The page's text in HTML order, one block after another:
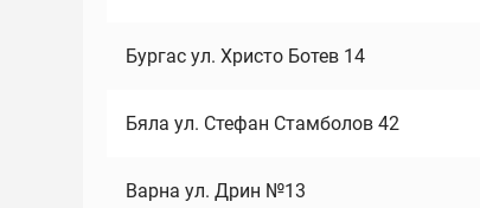
Бургас ул. Христо Ботев 14
Бяла ул. Стефан Стамболов 42
Варна ул. Дрин №13